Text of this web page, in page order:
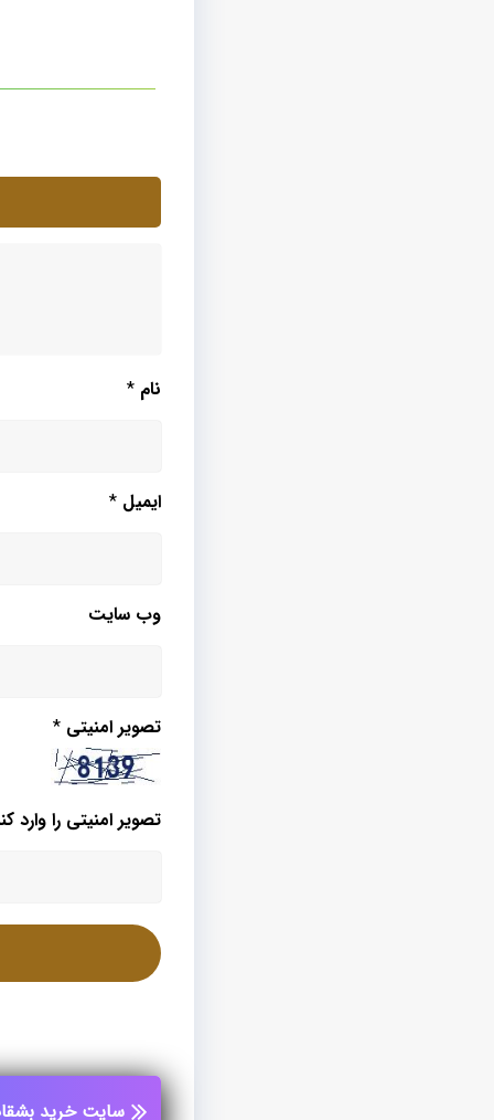
نام *
ایمیل *
وب‌ سایت
تصویر امنیتی *
تصویر امنیتی را وارد
سایت خرید